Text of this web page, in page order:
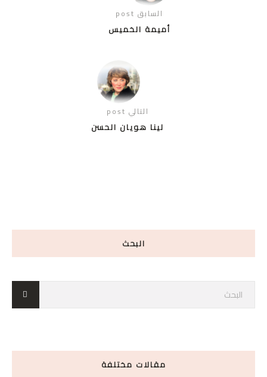
السابق post
أميمة الخميس
التالي post
لينا هويان الحسن
البحث
مقالات مختلفة